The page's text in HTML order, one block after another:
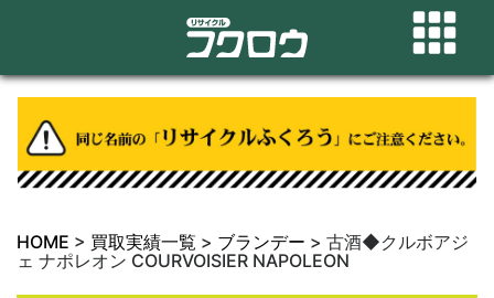
HOME > 買取実績一覧 > ブランデー > 古酒◆クルボアジ
ェ ナポレオン COURVOISIER NAPOLEON